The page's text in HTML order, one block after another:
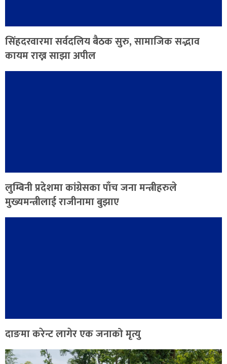
सिंहदरवारमा सर्वदलिय बैठक सुरु, सामाजिक सद्भाव
कायम राख्न साझा अपील
लुम्बिनी प्रदेशमा कांग्रेसका पाँच जना मन्त्रीहरुले
मुख्यमन्त्रीलाई राजीनामा बुझाए
दाङमा करेन्ट लागेर एक जनाको मृत्यु